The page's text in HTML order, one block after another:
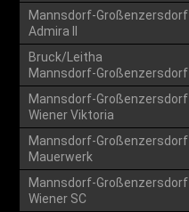
Mannsdorf-Großenzersdorf
Admira II
Bruck/Leitha
Mannsdorf-Großenzersdorf
Mannsdorf-Großenzersdorf
Wiener Viktoria
Mannsdorf-Großenzersdorf
Mauerwerk
Mannsdorf-Großenzersdorf
Wiener SC